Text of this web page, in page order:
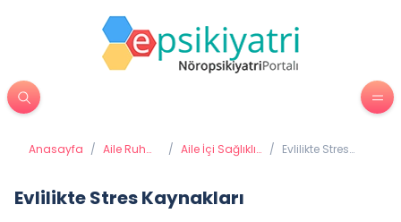
Anasayfa / Aile Ruh
/ Aile İçi Sağlıklı
/ Evlilikte Stres
Evlilikte Stres Kaynakları